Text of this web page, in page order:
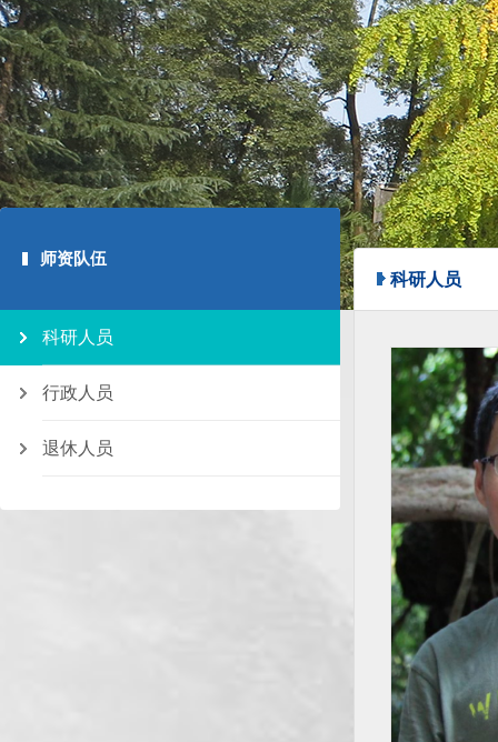
师资队伍
科研人员
行政人员
退休人员
科研人员